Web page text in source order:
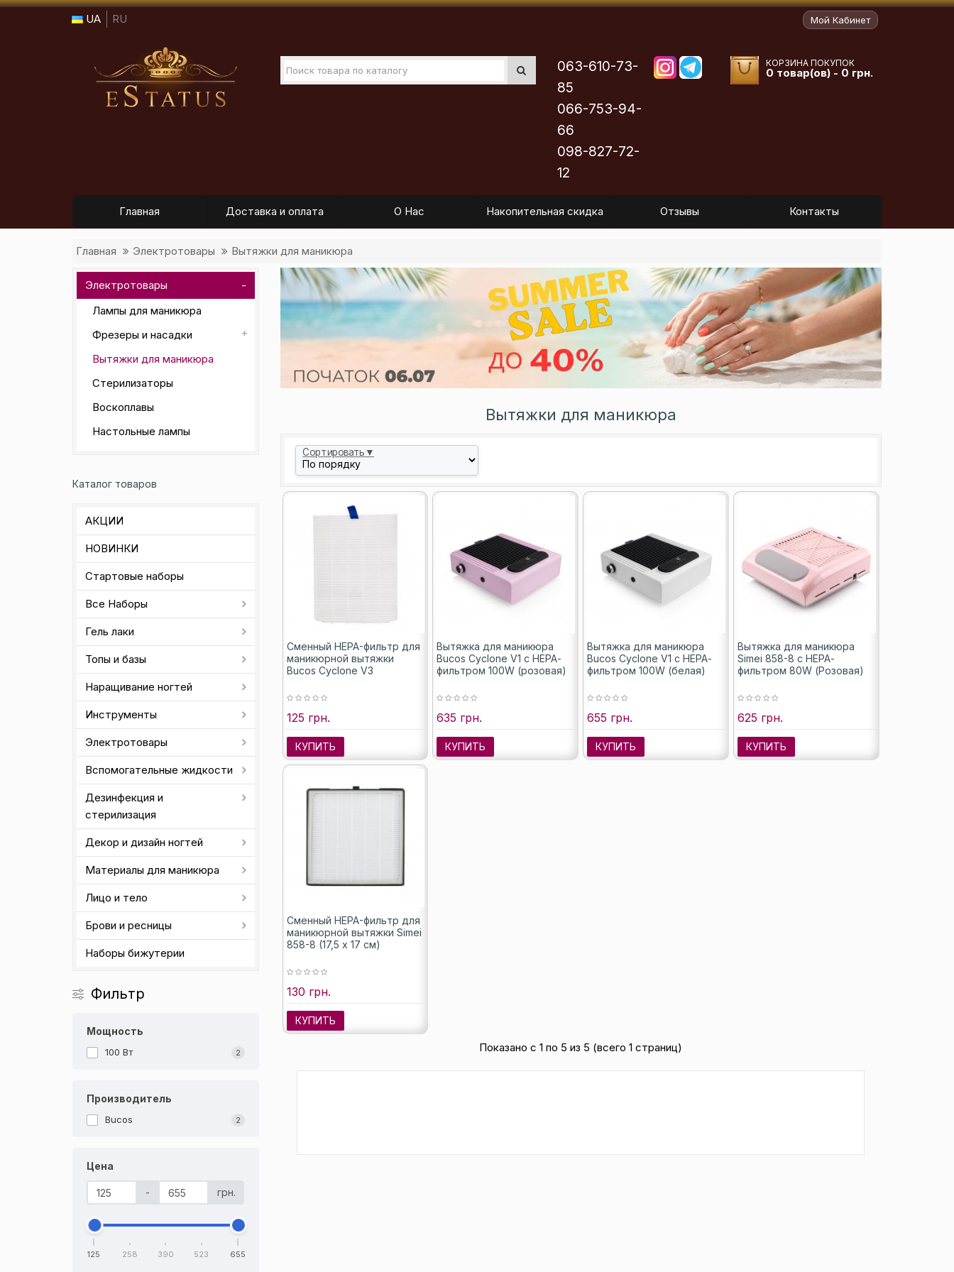
UA RU Мой Кабинет
063-610-73-
85
066-753-94-
66
098-827-72-
12
КОРЗИНА ПОКУПОК
0 товар(ов) - 0 грн.
Главная Доставка и оплата О Нас Накопительная скидка Отзывы Контакты
Главная Электротовары Вытяжки для маникюра
Электротовары
Лампы для маникюра
Фрезеры и насадки
Вытяжки для маникюра
Стерилизаторы
Воскоплавы
Настольные лампы
Каталог товаров
АКЦИИ
НОВИНКИ
Стартовые наборы
Все Наборы
Гель лаки
Топы и базы
Наращивание ногтей
Инструменты
Электротовары
Вспомогательные жидкости
Дезинфекция и
стерилизация
Декор и дизайн ногтей
Материалы для маникюра
Лицо и тело
Брови и ресницы
Наборы бижутерии
Фильтр
Мощность
100 Вт 2
Производитель
Bucos 2
Цена
- грн.
125 258 390 523 655
Вытяжки для маникюра
Сортировать▼
Сменный HEPA-фильтр для
маникюрной вытяжки
Bucos Cyclone V3
125 грн.
КУПИТЬ
Вытяжка для маникюра
Bucos Cyclone V1 с НЕРА-
фильтром 100W (розовая)
635 грн.
КУПИТЬ
Вытяжка для маникюра
Bucos Cyclone V1 с НЕРА-
фильтром 100W (белая)
655 грн.
КУПИТЬ
Вытяжка для маникюра
Simei 858-8 с НЕРА-
фильтром 80W (Розовая)
625 грн.
КУПИТЬ
Сменный HEPA-фильтр для
маникюрной вытяжки Simei
858-8 (17,5 х 17 см)
130 грн.
КУПИТЬ
Показано с 1 по 5 из 5 (всего 1 страниц)